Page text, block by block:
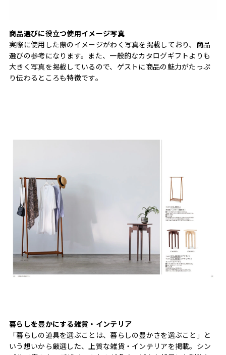
商品選びに役立つ使用イメージ写真
実際に使用した際のイメージがわく写真を掲載しており、商品
選びの参考になります。また、一般的なカタログギフトよりも
大きく写真を掲載しているので、ゲストに商品の魅力がたっぷ
り伝わるところも特徴です。
暮らしを豊かにする雑貨・インテリア
「暮らしの道具を選ぶことは、暮らしの豊かさを選ぶこと」と
いう想いから厳選した、上質な雑貨・インテリアを掲載。シン